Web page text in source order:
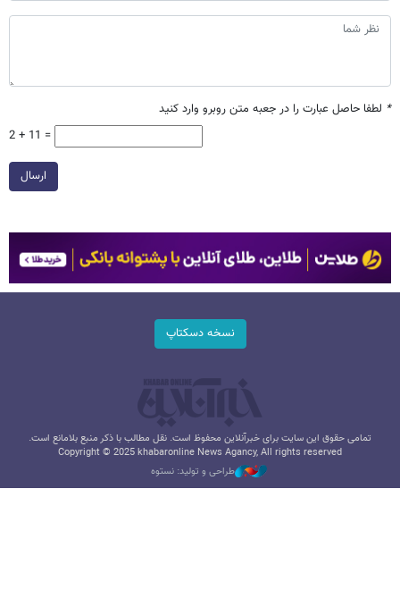
* لطفا حاصل عبارت را در جعبه متن روبرو وارد کنید
2 + 11 =
ارسال
نسخه دسکتاپ
تمامی حقوق این سایت برای خبرآنلاین محفوظ است. نقل مطالب با ذکر منبع بلامانع است.
Copyright © 2025 khabaronline News Agancy, All rights reserved
طراحی و تولید: نستوه